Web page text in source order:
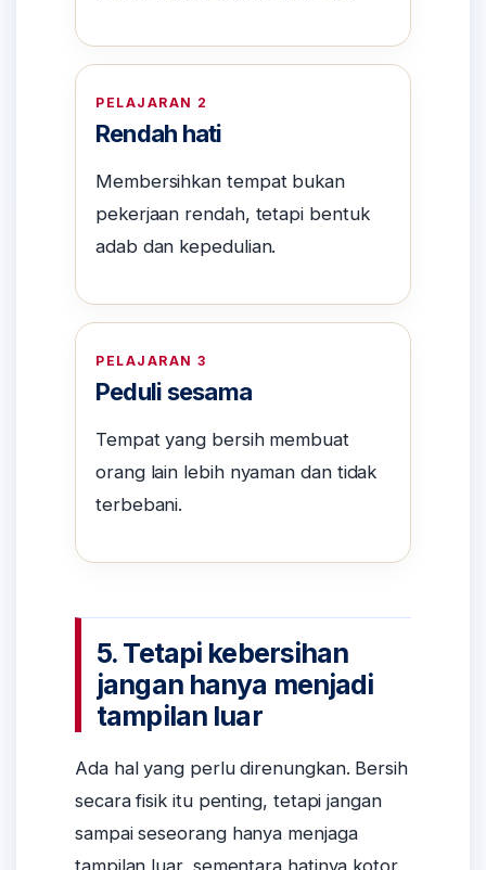
PELAJARAN 2
Rendah hati
Membersihkan tempat bukan
pekerjaan rendah, tetapi bentuk
adab dan kepedulian.
PELAJARAN 3
Peduli sesama
Tempat yang bersih membuat
orang lain lebih nyaman dan tidak
terbebani.
5. Tetapi kebersihan
jangan hanya menjadi
tampilan luar
Ada hal yang perlu direnungkan. Bersih
secara fisik itu penting, tetapi jangan
sampai seseorang hanya menjaga
tampilan luar, sementara hatinya kotor